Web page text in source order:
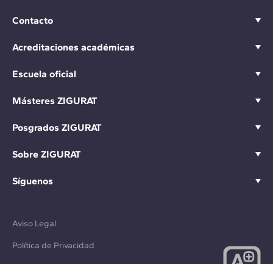
Contacto
Acreditaciones académicas
Escuela oficial
Másteres ZIGURAT
Posgrados ZIGURAT
Sobre ZIGURAT
Síguenos
Aviso Legal
Política de Privacidad